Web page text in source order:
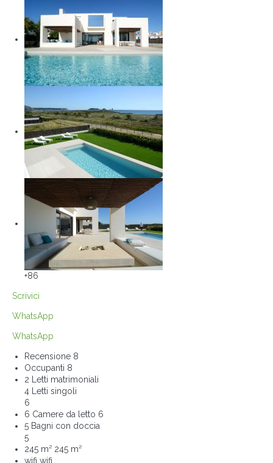
+86
Scrivici
WhatsApp
WhatsApp
Recensione 8
Occupanti 8
2 Letti matrimoniali
4 Letti singoli
6
6 Camere da letto 6
5 Bagni con doccia
5
245 m² 245 m²
wifi wifi